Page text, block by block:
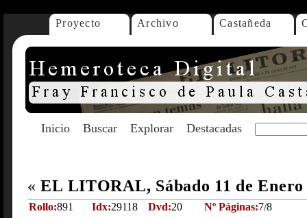
Proyecto Archivo Castañeda
Inicio Buscar Explorar Destacadas
« EL LITORAL, Sábado 11 de
Rollo:891 Idx:29118 Dvd:20 Nº Páginas:7/8